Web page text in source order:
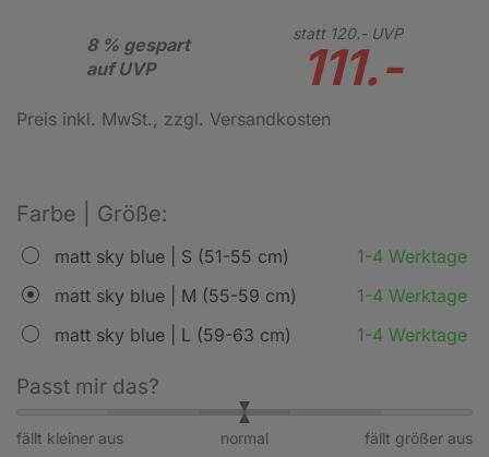
8 % gespart
auf UVP
statt 120.-UVP
111.-
Preis inkl. MwSt., zzgl. Versandkosten
Farbe | Größe:
matt sky blue | S (51-55 cm)
1-4 Werktage
matt sky blue | M (55-59 cm)
1-4 Werktage
matt sky blue | L (59-63 cm)
1-4 Werktage
Passt mir das?
fällt kleiner aus fällt größer aus
normal